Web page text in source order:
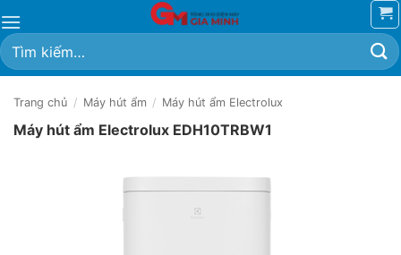
qua
nội
dung
Tìm
kiếm:
Trang chủ / Máy hút ẩm / Máy hút ẩm Electrolux
Máy hút ẩm Electrolux EDH10TRBW1